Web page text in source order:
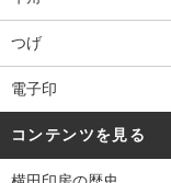
つげ
電子印
コンテンツを見る